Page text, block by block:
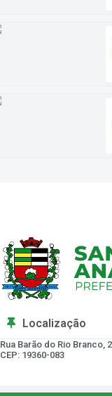
Localização
Rua Barão do Rio Branco,
CEP: 19360-083